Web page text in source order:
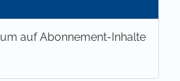
um auf Abonnement-Inhalte